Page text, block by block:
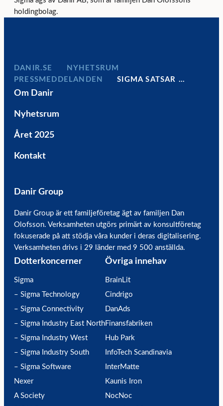
holdingbolag.
DANIR
NYHETSRUM
PRESSMEDDELANDEN
SIGMA SATSAR …
Om Danir
Nyhetsrum
Året 2025
Kontakt
Danir Group
Danir Group är ett familjeföretag ägt av familjen Dan
Olofsson. Verksamheten utgörs primärt av konsultföretag
fokuserade på att stödja våra kunder i deras digitalisering.
Verksamheten drivs i 29 länder med 9 500 anställda.
Dotterkoncerner
Sigma
– Sigma Technology
– Sigma Connectivity
– Sigma Industry East North
– Sigma Industry West
– Sigma Industry South
– Sigma Software
Nexer
A Society
Övriga innehav
BrainLit
Cindrigo
DanAds
Finansfabriken
Hub Park
InfoTech Scandinavia
InterMatte
Kaunis Iron
NocNoc